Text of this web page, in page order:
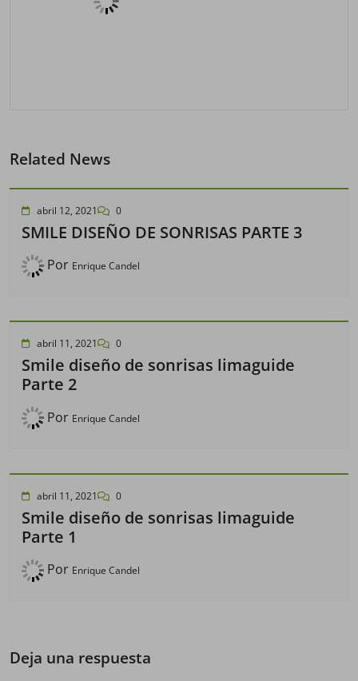
Related News
abril 12, 2021 0
SMILE DISEÑO DE SONRISAS PARTE 3
Por Enrique Candel
abril 11, 2021 0
Smile diseño de sonrisas limaguide
Parte 2
Por Enrique Candel
abril 11, 2021 0
Smile diseño de sonrisas limaguide
Parte 1
Por Enrique Candel
Deja una respuesta